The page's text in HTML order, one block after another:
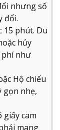
nhưng số
đổi.
15 phút. Du
hủy
như
Hộ chiếu
gọn nhẹ,
giấy cam
mang